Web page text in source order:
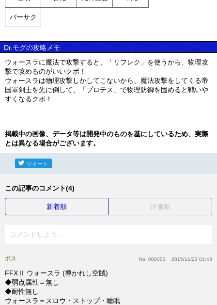
バーサク
Dr.モグの攻略メモ
ウォースラに魔法で攻撃すると、「リフレク」を使うから、物理攻
撃で攻めるのがいいクポ！
ウォースラは物理攻撃しかしてこないから、魔法攻撃をしてくる帝
国軍剣士を先に倒して、「プロテス」で物理防御を固めると戦いや
すくなるクポ！
掲載中の画像、データ等は開発中のものを基にしているため、実際
とは異なる場合がございます。
ツイート
この記事のコメント(4)
新着順 評価順
コメントしよう...
ボス No: 000003 2015/11/23 01:43
FFXⅡ ウォースラ (導かれし空賊)
◆弱点属性＝無し
◆耐性無し
ウォースラ＝スロウ・ストップ・睡眠